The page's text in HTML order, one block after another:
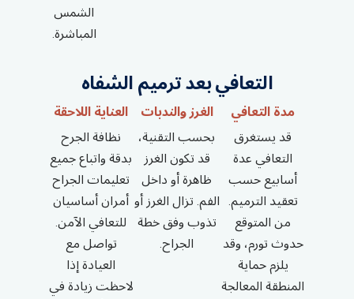
الشمس
المباشرة.
التعافي بعد ترميم الشفاه
مدة التعافي
قد يستغرق
التعافي عدة
أسابيع حسب
تعقيد الترميم.
من المتوقع
حدوث تورم، وقد
يلزم حماية
المنطقة المعالجة
الغرز والندبات
بحسب التقنية،
قد تكون الغرز
ظاهرة أو داخل
الفم. تزال الغرز أو
تذوب وفق خطة
الجراح.
العناية اللاحقة
نظافة الجرح
بدقة واتباع جميع
تعليمات الجراح
أمران أساسيان
للتعافي الآمن.
تواصل مع
العيادة إذا
لاحظت زيادة في